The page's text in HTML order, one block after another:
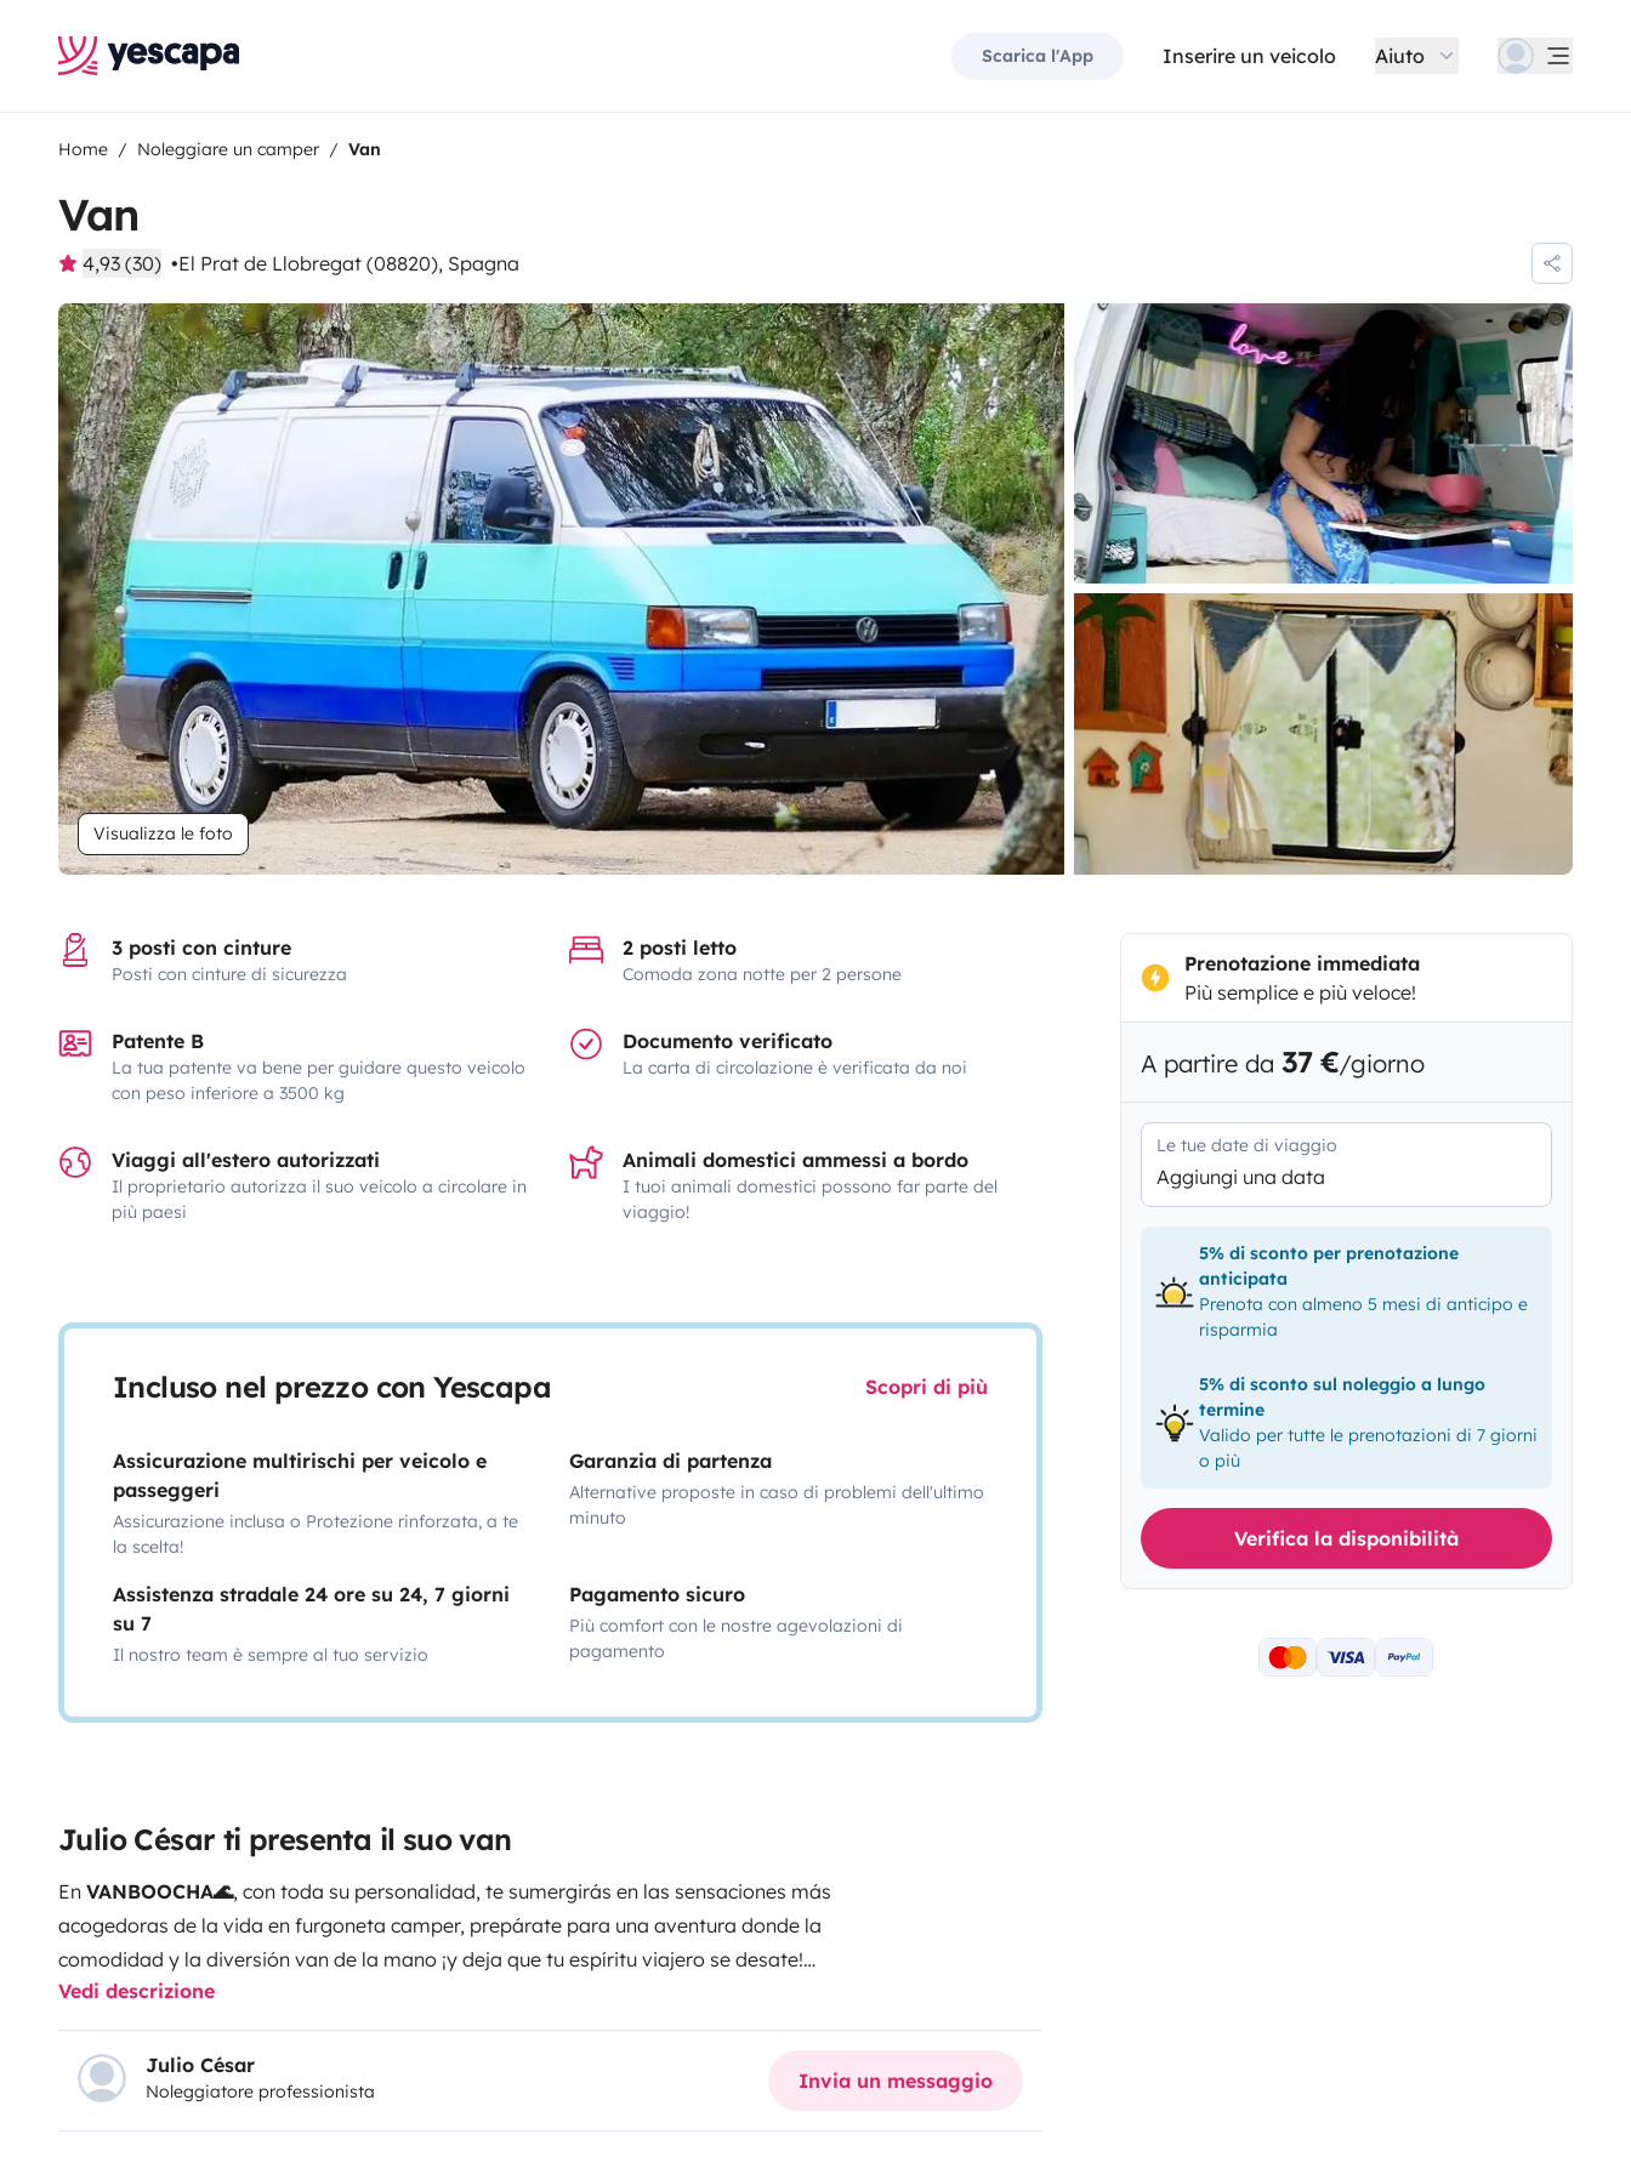
Scarica l'App Inserire un veicolo Aiuto
Home Noleggiare un camper Van
Van
4,93 (30) El Prat de Llobregat (08820), Spagna
Visualizza le foto
3 posti con cinture
Posti con cinture di sicurezza
2 posti letto
Comoda zona notte per 2 persone
Patente B
La tua patente va bene per guidare questo veicolo
con peso inferiore a 3500 kg
Documento verificato
La carta di circolazione è verificata da noi
Viaggi all'estero autorizzati
Il proprietario autorizza il suo veicolo a circolare in
più paesi
Animali domestici ammessi a bordo
I tuoi animali domestici possono far parte del
viaggio!
Incluso nel prezzo con Yescapa Scopri di più
Assicurazione multirischi per veicolo e
passeggeri
Assicurazione inclusa o Protezione rinforzata, a te
la scelta!
Garanzia di partenza
Alternative proposte in caso di problemi dell'ultimo
minuto
Assistenza stradale 24 ore su 24, 7 giorni
su 7
Il nostro team è sempre al tuo servizio
Pagamento sicuro
Più comfort con le nostre agevolazioni di
pagamento
Julio César ti presenta il suo van
En VANBOOCHA🌊, con toda su personalidad, te sumergirás en las sensaciones más
acogedoras de la vida en furgoneta camper, prepárate para una aventura donde la
comodidad y la diversión van de la mano ¡y deja que tu espíritu viajero se desate!
Gracias a su tamaño compacto, llegarás a lugares que ni siquiera sabías que existían.
Y no te preocupes, siempre estamos aquí para echarte una mano en tu travesía. Aquí
todos son bienvenidos, aunque este estilo de vida no es para cualquiera. ¡Es un poco
como un juego de Tetris, pero en la vida real con sus propios desafíos y recompensas!
Despertar con vistas de postal y rodeado de un mundo en constante cambio,¡es
Vedi descrizione
Julio César
Noleggiatore professionista Invia un messaggio
Prenotazione immediata
Più semplice e più veloce!
A partire da 37 €/giorno
Le tue date di viaggio
Aggiungi una data
5% di sconto per prenotazione
anticipata
Prenota con almeno 5 mesi di anticipo e
risparmia
5% di sconto sul noleggio a lungo
termine
Valido per tutte le prenotazioni di 7 giorni
o più
Verifica la disponibilità